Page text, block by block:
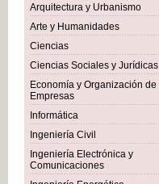
Arquitectura y Urbanismo
Arte y Humanidades
Ciencias
Ciencias Sociales y Jurídicas
Economía y Organización de
Empresas
Informática
Ingeniería Civil
Ingeniería Electrónica y
Comunicaciones